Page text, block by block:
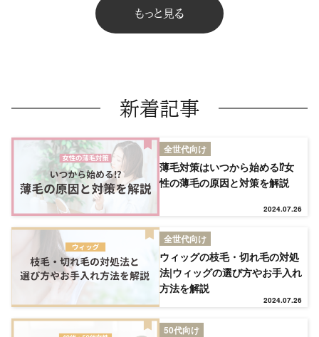
TOP
NEW
RANKING
もっと見る
新着記事
全世代向け
薄毛対策はいつから始める⁉女
性の薄毛の原因と対策を解説
2024.07.26
全世代向け
ウィッグの枝毛・切れ毛の対処
法|ウィッグの選び方やお手入れ
方法を解説
2024.07.26
50代向け